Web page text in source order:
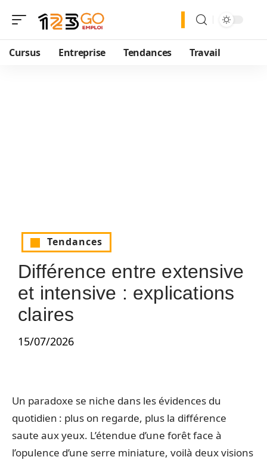
Cursus Entreprise Tendances Travail
Tendances
Différence entre extensive
et intensive : explications
claires
15/07/2026
Un paradoxe se niche dans les évidences du
quotidien : plus on regarde, plus la différence
saute aux yeux. L’étendue d’une forêt face à
l’opulence d’une serre miniature, voilà deux visions